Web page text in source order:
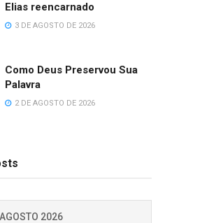
Elias reencarnado
3 DE AGOSTO DE 2026
Como Deus Preservou Sua
Palavra
2 DE AGOSTO DE 2026
AGOSTO 2026